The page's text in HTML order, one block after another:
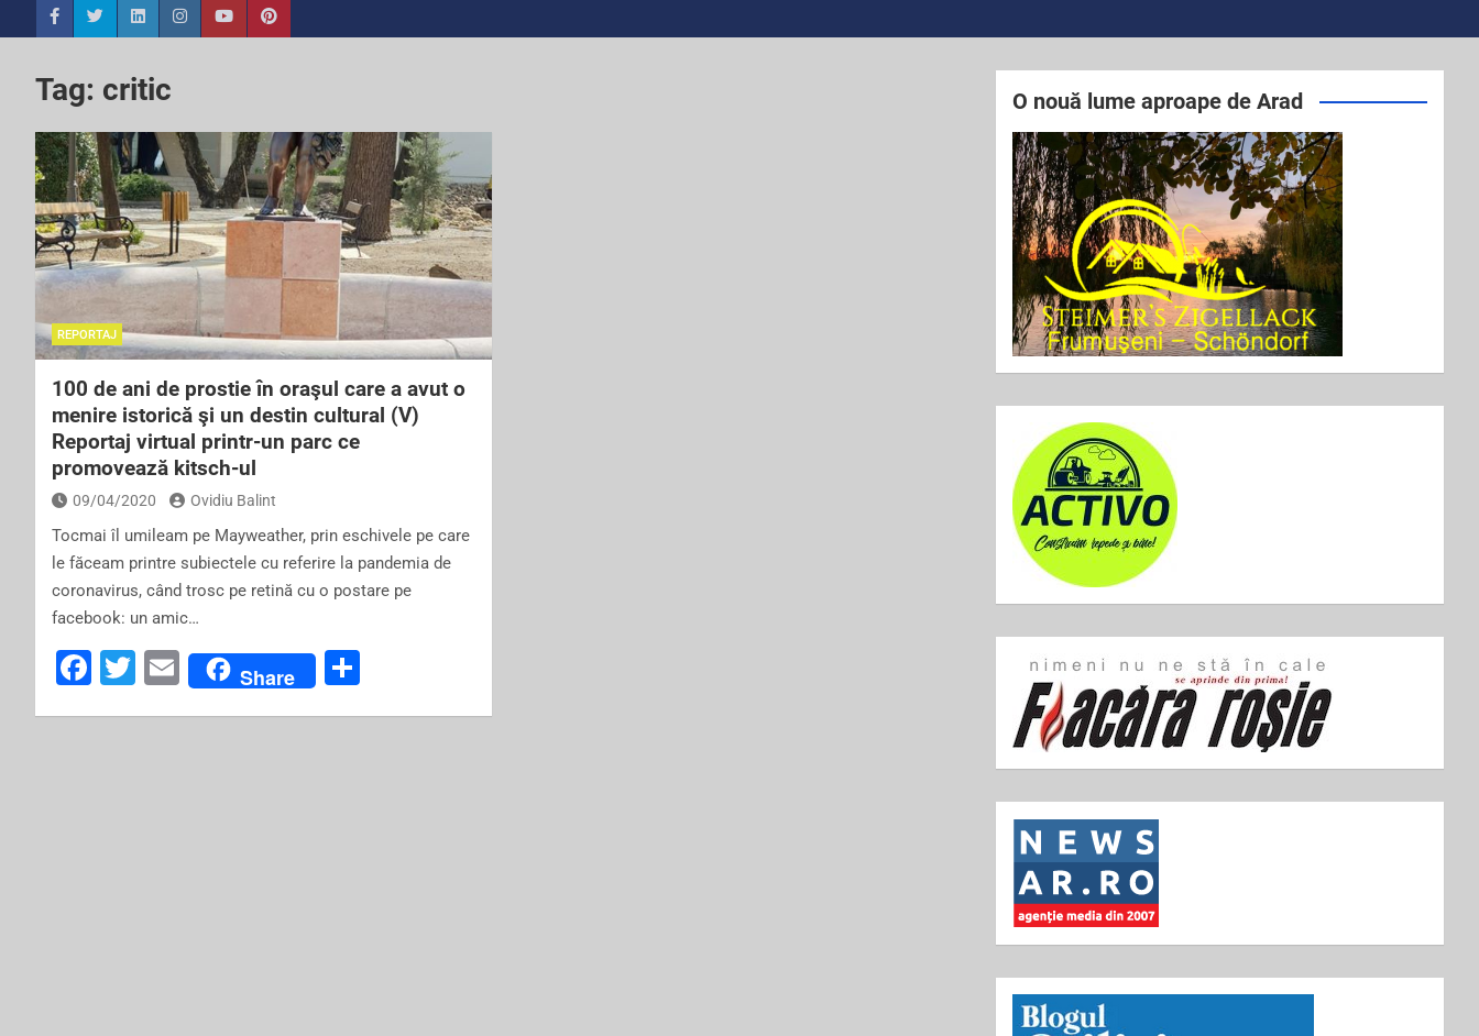
Tag: critic
REPORTAJ
100 de ani de prostie în oraşul care a avut o
menire istorică şi un destin cultural (V)
Reportaj virtual printr-un parc ce
promovează kitsch-ul
09/04/2020 Ovidiu Balint
Tocmai îl umileam pe Mayweather, prin eschivele pe care
le făceam printre subiectele cu referire la pandemia de
coronavirus, când trosc pe retină cu o postare pe
facebook: un amic…
F
T
E
Share
O nouă lume aproape de Arad